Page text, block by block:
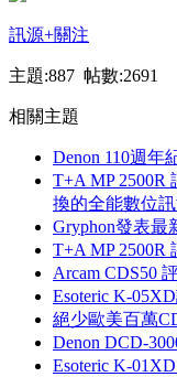
訊源+關注
主題:887 帖數:2691
相關主題
Denon 110週年
T+A MP 2500R
換的全能數位
Gryphon發表最
T+A MP 2500R
Arcam CDS50
Esoteric K-
絕少歐美百萬
Denon DCD-
Esoteric K-